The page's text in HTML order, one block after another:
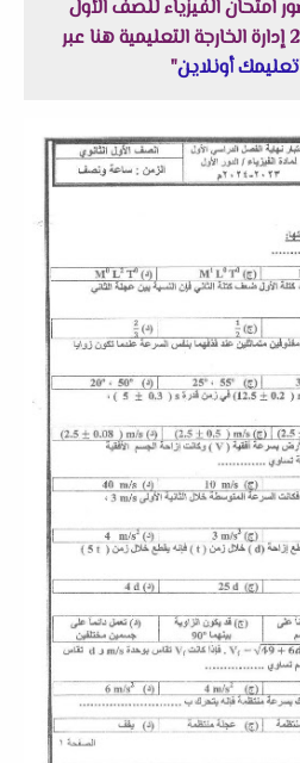
الفيزياء للصف الأول
الثانوى الترم الأول 2024 إدارة الخارجة التعليمية هنا عبر
تعليمك أونلاين"